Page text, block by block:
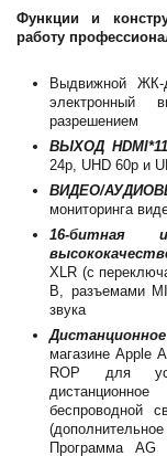
Функции и
работу
Выдвижной ЖК-
электронный
разрешением
ВЫХОД
24p, UHD 60p и
ВИДЕО/
мониторинга
16-битная
XLR (с
В, разъемами
звука
магазине Apple
ROP для
беспроводной
Программа AG